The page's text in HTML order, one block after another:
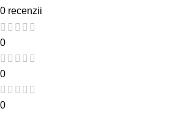
0 recenzii
0
0
0